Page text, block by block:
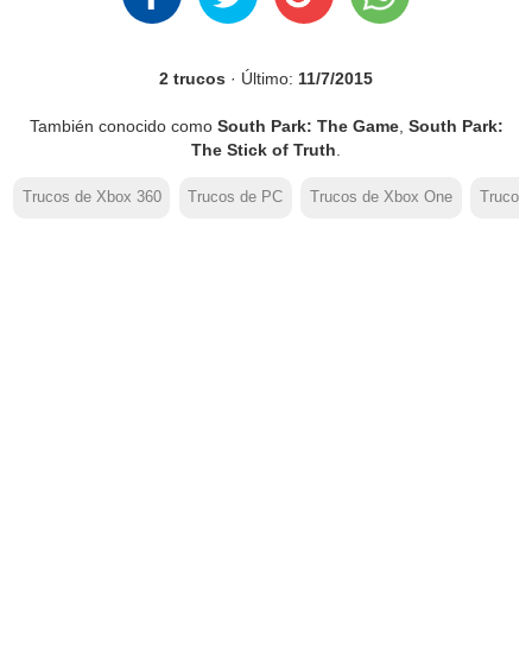
2 trucos · Último: 11/7/2015
También conocido como South Park: The Game, South Park:
The Stick of Truth
Trucos de Xbox 360 Trucos de PC Trucos de Xbox One